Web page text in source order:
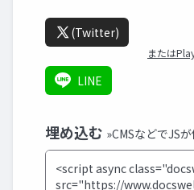
(Twitter)
または
LINE
埋め込む »CMSなどでJS